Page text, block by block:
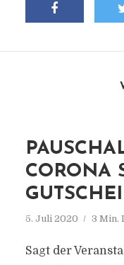
CORONA
5. Juli 2020 3 Min.
Sagt der